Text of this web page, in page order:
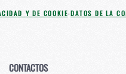
Y DE COOKIE-DATOS DE LA
CONTACTOS